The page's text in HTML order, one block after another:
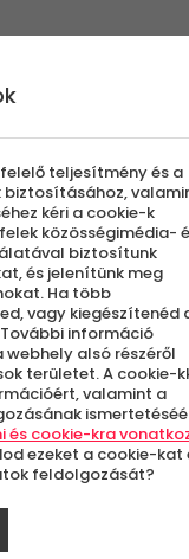
-34%
4
teljesítmény és a
kéri a cookie-k
közösségimédia-
biztosítunk
és jelenítünk meg
Ha több
vagy kiegészítenéd
információ
alsó részéről
területet. A cookie-
valamint a
és cookie-kra
ezeket a cookie-kat
feldolgozását?